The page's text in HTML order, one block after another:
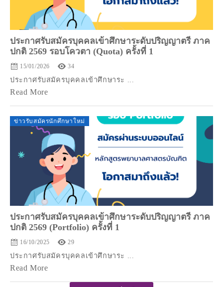
ประกาศรับสมัครบุคคลเข้าศึกษาระดับปริญญาตรี ภาค
ปกติ 2569 รอบโควตา (Quota) ครั้งที่ 1
15/01/2026 34
ประกาศรับสมัครบุคคลเข้าศึกษาระ ...
Read More
ข่าวรับสมัครนักศึกษาใหม่
ประกาศรับสมัครบุคคลเข้าศึกษาระดับปริญญาตรี ภาค
ปกติ 2569 (Portfolio) ครั้งที่ 1
16/10/2025 29
ประกาศรับสมัครบุคคลเข้าศึกษาระ ...
Read More